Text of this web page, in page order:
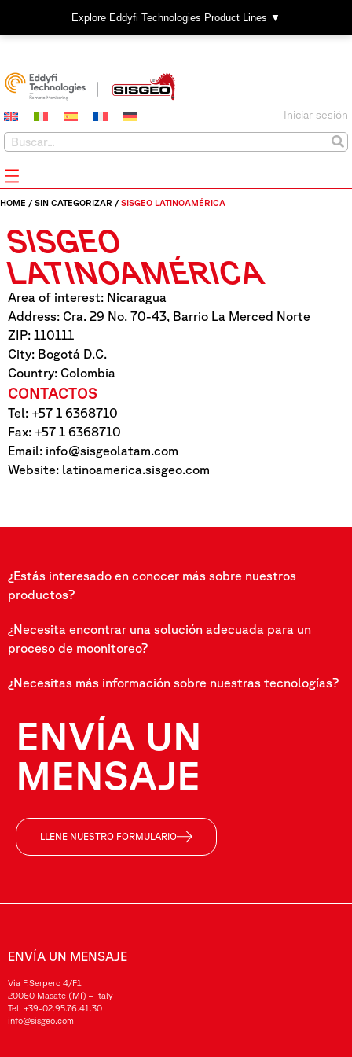
Explore Eddyfi Technologies Product Lines ▼
Iniciar sesión
HOME / SIN CATEGORIZAR / SISGEO LATINOAMÉRICA
SISGEO
LATINOAMÉRICA
Area of interest: Nicaragua
Address: Cra. 29 No. 70-43, Barrio La Merced Norte
ZIP: 110111
City: Bogotá D.C.
Country: Colombia
CONTACTOS
Tel: +57 1 6368710
Fax: +57 1 6368710
Email: info@sisgeolatam.com
Website: latinoamerica.sisgeo.com
¿Estás interesado en conocer más sobre nuestros
productos?
¿Necesita encontrar una solución adecuada para un
proceso de moonitoreo?
¿Necesitas más información sobre nuestras tecnologías?
ENVÍA UN
MENSAJE
LLENE NUESTRO FORMULARIO
ENVÍA UN MENSAJE
Via F.Serpero 4/F1
20060 Masate (MI) – Italy
Tel. +39-02.95.76.41.30
info@sisgeo.com